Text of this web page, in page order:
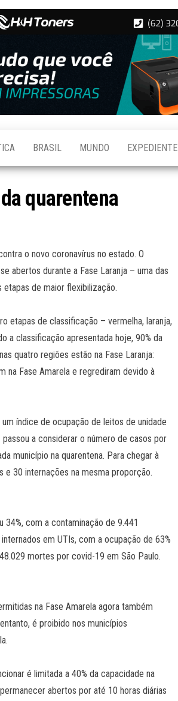
BRASIL MUNDO EXPEDIENTE
quarentena
o novo coronavírus no estado. O
abertos durante a Fase Laranja – uma das
de maior flexibilização.
etapas de classificação – vermelha, laranja,
a classificação apresentada hoje, 90% da
quatro regiões estão na Fase Laranja:
na Fase Amarela e regrediram devido à
índice de ocupação de leitos de unidade
a considerar o número de casos por
município na quarentena. Para chegar à
e 30 internações na mesma proporção.
com a contaminação de 9.441
em UTIs, com a ocupação de 63%
mortes por covid-19 em São Paulo.
na Fase Amarela agora também
é proibido nos municípios
é limitada a 40% da capacidade na
abertos por até 10 horas diárias